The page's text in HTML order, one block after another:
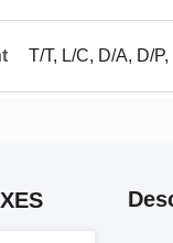
T/T, L/C, D/A, D/